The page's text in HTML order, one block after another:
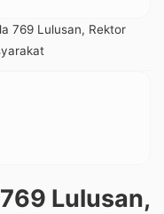
769 Lulusan, Rektor
Lulusan,